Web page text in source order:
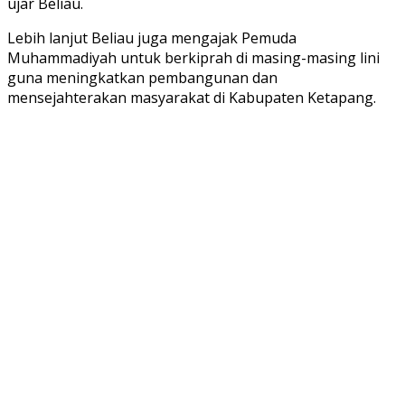
Lebih lanjut Beliau juga mengajak Pemuda
Muhammadiyah untuk berkiprah di masing-masing lini
guna meningkatkan pembangunan dan
mensejahterakan masyarakat di Kabupaten Ketapang.